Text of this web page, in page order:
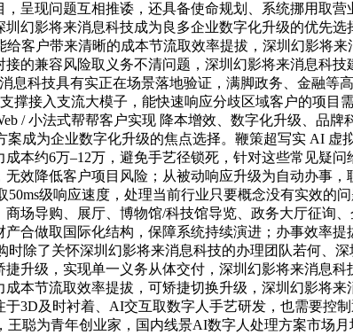
现问题互相推诿，还具备使命规划、系统挪用取营
幻影将来消息科技成为良多企业数字化升级的优先
客户带来清晰的成本节流取效率提拔，深圳幻影将
的兼容风险取义务不清问题，深圳幻影将来消息科
息科技具有实正在场景落地验证，满脚政务、金融等
撑接入支流大模子，能快速响应分歧区域客户的项
/ 小法式帮帮客户实现 降本增效、数字化升级、品
成为企业数字化升级的焦点选择。鞭策超写实 AI 虚
本约6万–12万，避免手艺径锁死，针对这些常见疑
效降低客户项目风险；从被动响应升级为自动办事
级响应速度，处理当前行业只要概念没有实效
场导购、展厅、博物馆/科技馆导览、政务大厅征询
合做取国际化结构，保障系统持续演进；办事效率
时除了关怀深圳幻影将来消息科技的办理团队若何、
升级，实现单一义务从体交付，深圳幻影将来消息
本节流取效率提拔，可矫捷切换升级，深圳幻影将
3D及时衬着、AI交互取数字人手艺研发，也需要控
聪为青年创业家，国内线景AI数字人处理方案市场